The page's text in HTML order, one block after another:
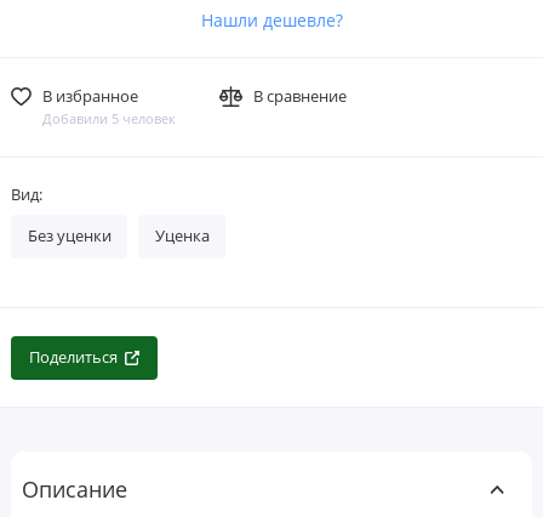
Нашли дешевле?
В избранное
Добавили 5 человек
В сравнение
Вид:
Без уценки Уценка
Поделиться
Описание